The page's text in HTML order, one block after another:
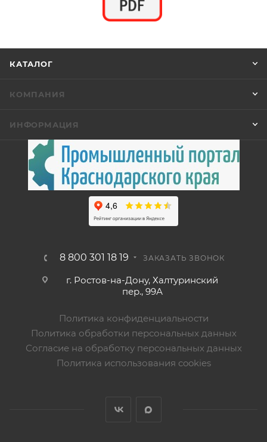
КАТАЛОГ
КОМПАНИЯ
ИНФОРМАЦИЯ
8 800 301 18 19 ЗАКАЗАТЬ ЗВОНОК
г. Ростов-на-Дону, Халтуринский
пер., 99А
Политика конфиденциальности
Политика обработки персональных данных
Согласие на обработку персональных данных
Политика использования cookies